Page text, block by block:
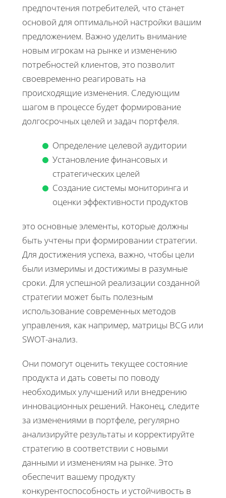
предпочтения потребителей, что станет
основой для оптимальной настройки вашим
предложением. Важно уделить внимание
новым игрокам на рынке и изменению
потребностей клиентов, это позволит
своевременно реагировать на
происходящие изменения. Следующим
шагом в процессе будет формирование
долгосрочных целей и задач портфеля.
Определение целевой аудитории
Установление финансовых и
стратегических целей
Создание системы мониторинга и
оценки эффективности продуктов
это основные элементы, которые должны
быть учтены при формировании стратегии.
Для достижения успеха, важно, чтобы цели
были измеримы и достижимы в разумные
сроки. Для успешной реализации созданной
стратегии может быть полезным
использование современных методов
управления, как например, матрицы BCG или
SWOT-анализ.
Они помогут оценить текущее состояние
продукта и дать советы по поводу
необходимых улучшений или внедрению
инновационных решений. Наконец, следите
за изменениями в портфеле, регулярно
анализируйте результаты и корректируйте
стратегию в соответствии с новыми
данными и изменениям на рынке. Это
обеспечит вашему продукту
конкурентоспособность и устойчивость в